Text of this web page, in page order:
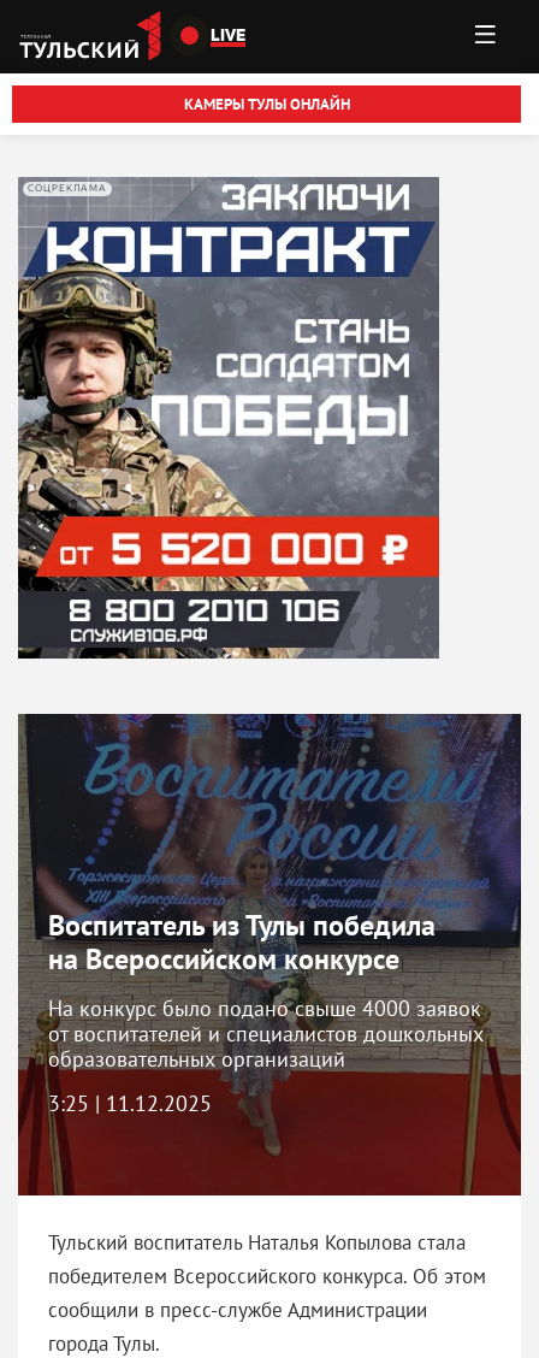
Перейти к основному содержанию
LIVE
КАМЕРЫ ТУЛЫ ОНЛАЙН
СОЦРЕКЛАМА
Воспитатель из Тулы победила
на Всероссийском конкурсе
На конкурс было подано свыше 4000 заявок
от воспитателей и специалистов дошкольных
образовательных организаций
3:25 | 11.12.2025
Тульский воспитатель Наталья Копылова стала
победителем Всероссийского конкурса. Об этом
сообщили в пресс-службе Администрации
города Тулы.